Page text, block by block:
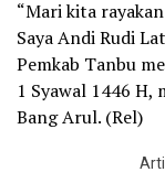
“Mari kita
Saya Andi Rudi
Pemkab Tanbu
1 Syawal 1446 H,
Bang Arul. (Rel)